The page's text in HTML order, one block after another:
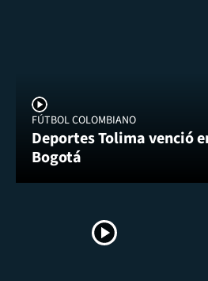
FÚTBOL COLOMBIANO
Deportes Tolima venció
Bogotá